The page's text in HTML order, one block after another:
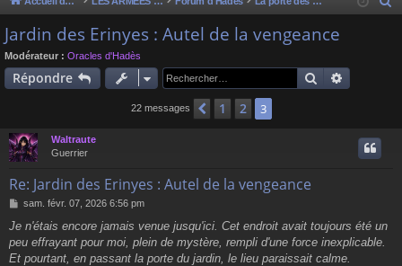
ur
ci
m
s
Jardin des Erinyes : Autel de la vengeance
Modérateur : Oracles d'Hadès
Répondre Rechercher
22 messages Précédent
1 2 3
Waltraute
Guerrier
Re: Jardin des Erinyes : Autel de la vengeance
M
s
s
a
sam. févr. 07, 2026 6:56 pm
Je n'étais encore jamais venue jusqu'ici. Cet endroit avait toujours été un
peu effrayant pour moi, plein de mystère, rempli d'une force inexplicable.
Et pourtant, en passant la porte du jardin, le lieu paraissait calme.